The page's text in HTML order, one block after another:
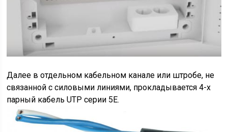
Далее в отдельном кабельном канале или штробе, не
связанной с силовыми линиями, прокладывается 4-х
парный кабель UTP серии 5E.